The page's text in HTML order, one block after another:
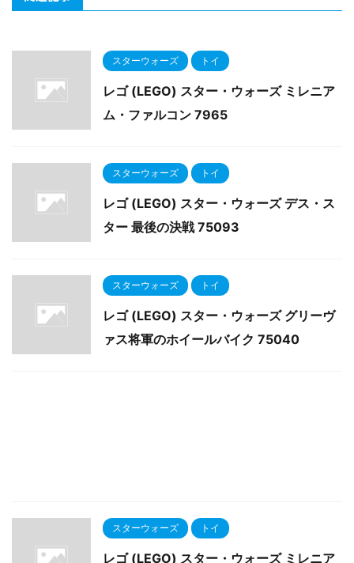
スターウォーズ トイ
レゴ (LEGO) スター・ウォーズ ミレニア
ム・ファルコン 7965
スターウォーズ トイ
レゴ (LEGO) スター・ウォーズ デス・ス
ター 最後の決戦 75093
スターウォーズ トイ
レゴ (LEGO) スター・ウォーズ グリーヴ
ァス将軍のホイールバイク 75040
スターウォーズ トイ
レゴ (LEGO) スター・ウォーズ ミレニア